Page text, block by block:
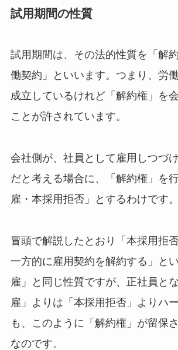
試用期間の性質
試用期間は、その法的性質を「解
働契約」といいます。つまり、労
成立しているけれど「解約権」を
ことが許されています。
会社側が、社員として雇用しつづ
だと考える場合に、「解約権」を
雇・本採用拒否」とするわけです。
冒頭で解説したとおり「本採用拒
一方的に雇用契約を解約する」と
雇」と同じ性質ですが、正社員と
雇」よりは「本採用拒否」よりハ
も、このように「解約権」が留保
なのです。